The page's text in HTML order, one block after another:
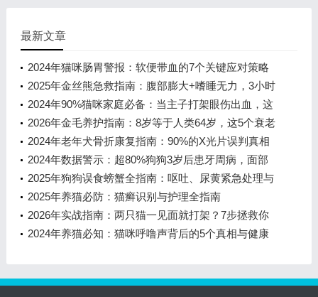
最新文章
2024年猫咪肠胃警报：软便带血的7个关键应对策略
2025年金丝熊急救指南：腹部膨大+嗜睡无力，3小时
黄金抢救期必看
2024年90%猫咪家庭必备：当主子打架眼伤出血，这
5个关键步骤决定恢复快慢
2026年金毛养护指南：8岁等于人类64岁，这5个衰老
信号千万别忽视！
2024年老年犬骨折康复指南：90%的X光片误判真相
与科学养护方案
2024年数据警示：超80%狗狗3岁后患牙周病，面部
肿胀+口臭+咳嗽需警惕这2大危险
2025年狗狗误食螃蟹全指南：呕吐、尿黄紧急处理与
5大高频问题解答
2025年养猫必防：猫癣识别与护理全指南
2026年实战指南：两只猫一见面就打架？7步拯救你
的多猫家庭
2024年养猫必知：猫咪呼噜声背后的5个真相与健康